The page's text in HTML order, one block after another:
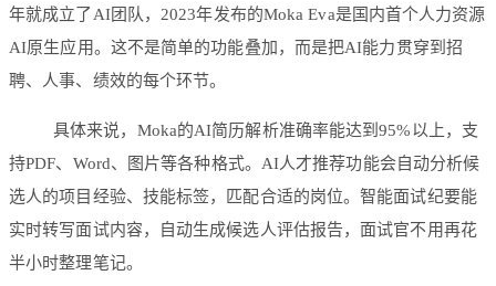
年就成立了AI团队，2023年发布的Moka Eva是国内首个人力资源
AI原生应用。这不是简单的功能叠加，而是把AI能力贯穿到招
聘、人事、绩效的每个环节。
具体来说，Moka的AI简历解析准确率能达到95%以上，支
持PDF、Word、图片等各种格式。AI人才推荐功能会自动分析候
选人的项目经验、技能标签，匹配合适的岗位。智能面试纪要能
实时转写面试内容，自动生成候选人评估报告，面试官不用再花
半小时整理笔记。